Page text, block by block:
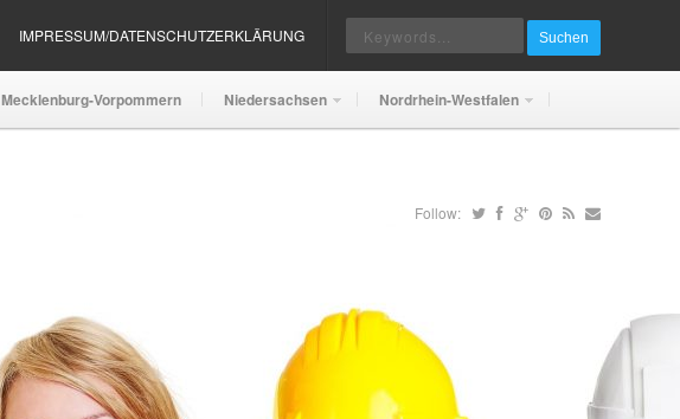
IMPRESSUM/DATENSCHUTZERKLÄRUNG Suchen
Mecklenburg-Vorpommern Niedersachsen Nordrhein-Westfalen
Follow: